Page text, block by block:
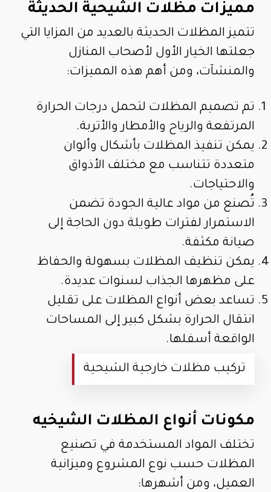
مميزات مظلات الشيحية الحديثة
تتميز المظلات الحديثة بالعديد من المزايا التي
جعلتها الخيار الأول لأصحاب المنازل
والمنشآت، ومن أهم هذه المميزات:
تم تصميم المظلات لتحمل درجات الحرارة
المرتفعة والرياح والأمطار والأتربة.
يمكن تنفيذ المظلات بأشكال وألوان
متعددة تتناسب مع مختلف الأذواق
والاحتياجات.
تُصنع من مواد عالية الجودة تضمن
الاستمرار لفترات طويلة دون الحاجة إلى
صيانة مكثفة.
يمكن تنظيف المظلات بسهولة والحفاظ
على مظهرها الجذاب لسنوات عديدة.
تساعد بعض أنواع المظلات على تقليل
انتقال الحرارة بشكل كبير إلى المساحات
الواقعة أسفلها.
تركيب مظلات خارجية الشيحية
مكونات أنواع المظلات الشيخيه
تختلف المواد المستخدمة في تصنيع
المظلات حسب نوع المشروع وميزانية
العميل، ومن أشهرها: